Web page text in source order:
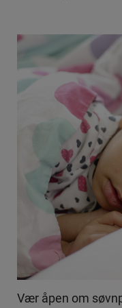
Vær åpen om